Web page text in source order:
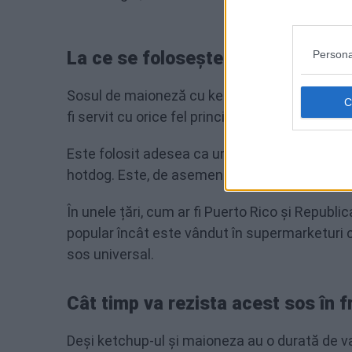
La ce se folosește
Sosul de maioneză cu ketchup este un sos
fi servit cu orice fel principal sau garnitură.
Este folosit adesea ca un sos pentru cartofi
hotdog. Este, de asemenea, folosit ca sos
În unele țări, cum ar fi Puerto Rico și
popular încât este vândut în supermarketuri
sos universal.
Cât timp va rezista acest sos în
Deși ketchup-ul și maioneza au o durată de